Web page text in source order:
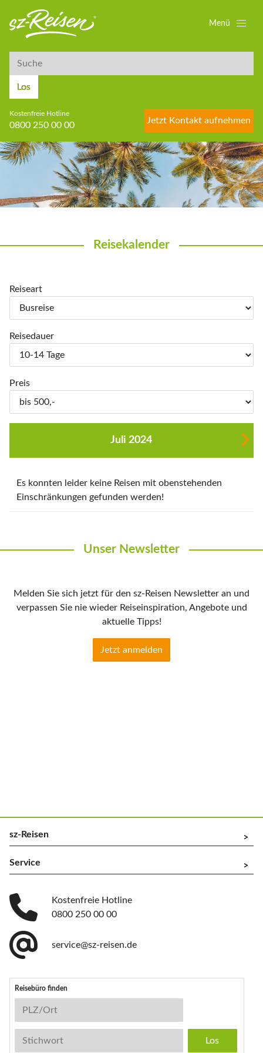
Suche
Los
Kostenfreie Hotline
0800 250 00 00
Jetzt Kontakt aufnehmen
Menü
Reisekalender
Reiseart
Reisedauer
Preis
Juli 2024
Es konnten leider keine Reisen mit obenstehenden
Einschränkungen gefunden werden!
Unser Newsletter
Melden Sie sich jetzt für den sz-Reisen Newsletter an und
verpassen Sie nie wieder Reiseinspiration, Angebote und
aktuelle Tipps!
Jetzt anmelden
sz-Reisen ^
Service ^
Kostenfreie Hotline
0800 250 00 00
service@sz-reisen.de
Reisebüro finden
Reisebüro-Suche
PLZ/Ort